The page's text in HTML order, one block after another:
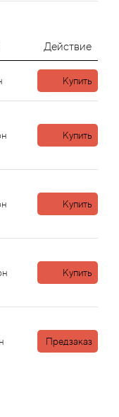
Действие
Купить
Купить
Купить
Купить
Предзаказ